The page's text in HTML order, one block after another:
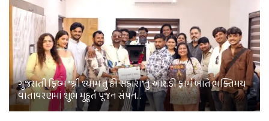
ગુજરાતી ફિલ્મ “શ્રી શ્યામ તું હી સહારા”નું આર.ડી ફાર્મ ખાતે ભક્તિમય
વાતાવરણમાં શુભ મુહૂર્ત પૂજન સંપન…